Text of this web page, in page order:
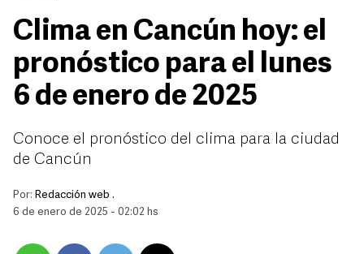
Clima en Cancún hoy: el
pronóstico para el lunes
6 de enero de 2025
Conoce el pronóstico del clima para la ciudad
de Cancún
Por: Redacción web .
6 de enero de 2025 - 02:02 hs